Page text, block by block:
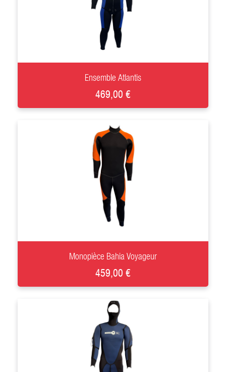
+
Ensemble Atlantis
469,00 €
+
Monopièce Bahia Voyageur
459,00 €